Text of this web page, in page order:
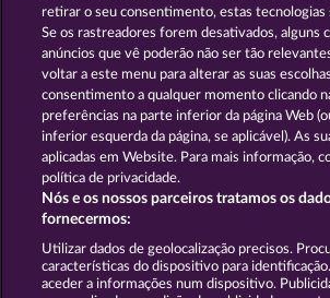
Termos e
Declaração de Privacidade
Empresa Perguntas
Programa de parceiros afiliados
Enviar pedido de
retirar o seu consentimento, estas tecnologias
Se os rastreadores forem desativados, alguns
anúncios que vê poderão não ser tão
voltar a este menu para alterar as suas
consentimento a qualquer momento clicando
preferências na parte inferior da página Web
inferior esquerda da página, se aplicável). As
aplicadas em Website. Para mais informação,
política de privacidade.
Nós e os nossos parceiros tratamos os
fornecermos:
Utilizar dados de geolocalização precisos.
características do dispositivo para
aceder a informações num dispositivo.